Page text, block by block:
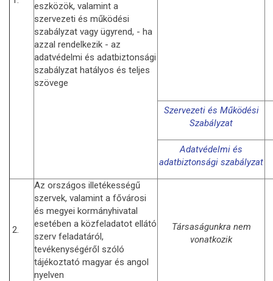
eszközök, valamint a
szervezeti és működési
szabályzat vagy ügyrend, - ha
azzal rendelkezik - az
adatvédelmi és adatbiztonsági
szabályzat hatályos és teljes
szövege
Szervezeti és Működési
Szabályzat
Adatvédelmi és
adatbiztonsági szabályzat
2.
Az országos illetékességű
szervek, valamint a fővárosi
és megyei kormányhivatal
esetében a közfeladatot ellátó
szerv feladatáról,
tevékenységéről szóló
tájékoztató magyar és angol
nyelven
Társaságunkra nem
vonatkozik